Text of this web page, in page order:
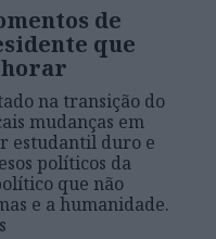
de
que
na transição do
mudanças em
estudantil duro e
políticos da
que não
e a humanidade.